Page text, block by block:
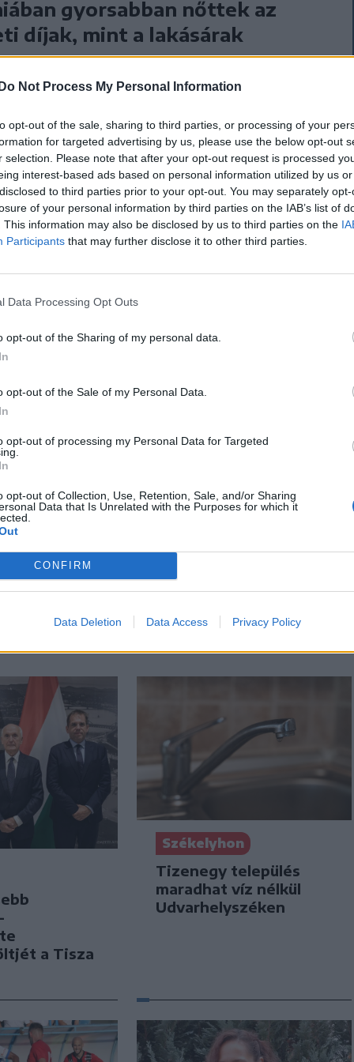
Do Not Process My Personal Information
opt-out of the sale, sharing to third parties, or processing of your
for targeted advertising by us, please use the below opt-out
selection. Please note that after your opt-out request is processed
interest-based ads based on personal information utilized by us
to third parties prior to your opt-out. You may separately
of your personal information by third parties on the IAB’s list of
This information may also be disclosed by us to third parties on the
Participants that may further disclose it to other third parties.
Data Processing Opt Outs
opt-out of the Sharing of my personal data.
opt-out of the Sale of my Personal Data.
opt-out of processing my Personal Data for Targeted
opt-out of Collection, Use, Retention, Sale, and/or Sharing
Data that Is Unrelated with the Purposes for which it
CONFIRM
Data Deletion Data Access Privacy Policy
gyorsabban nőttek az
díjak, mint a lakásárak
negyedévben 2023 utolsó három
mérten a lakásárak 4,9 százalékkal, a bérleti
Eurostat szerdán közzétett adataiból.
magasságokban a
négyzetméterenkénti ára meghaladta a
emelkedtek.
a Tisza
Székelyhon
Tizenegy település
maradhat víz nélkül
Udvarhelyszéken